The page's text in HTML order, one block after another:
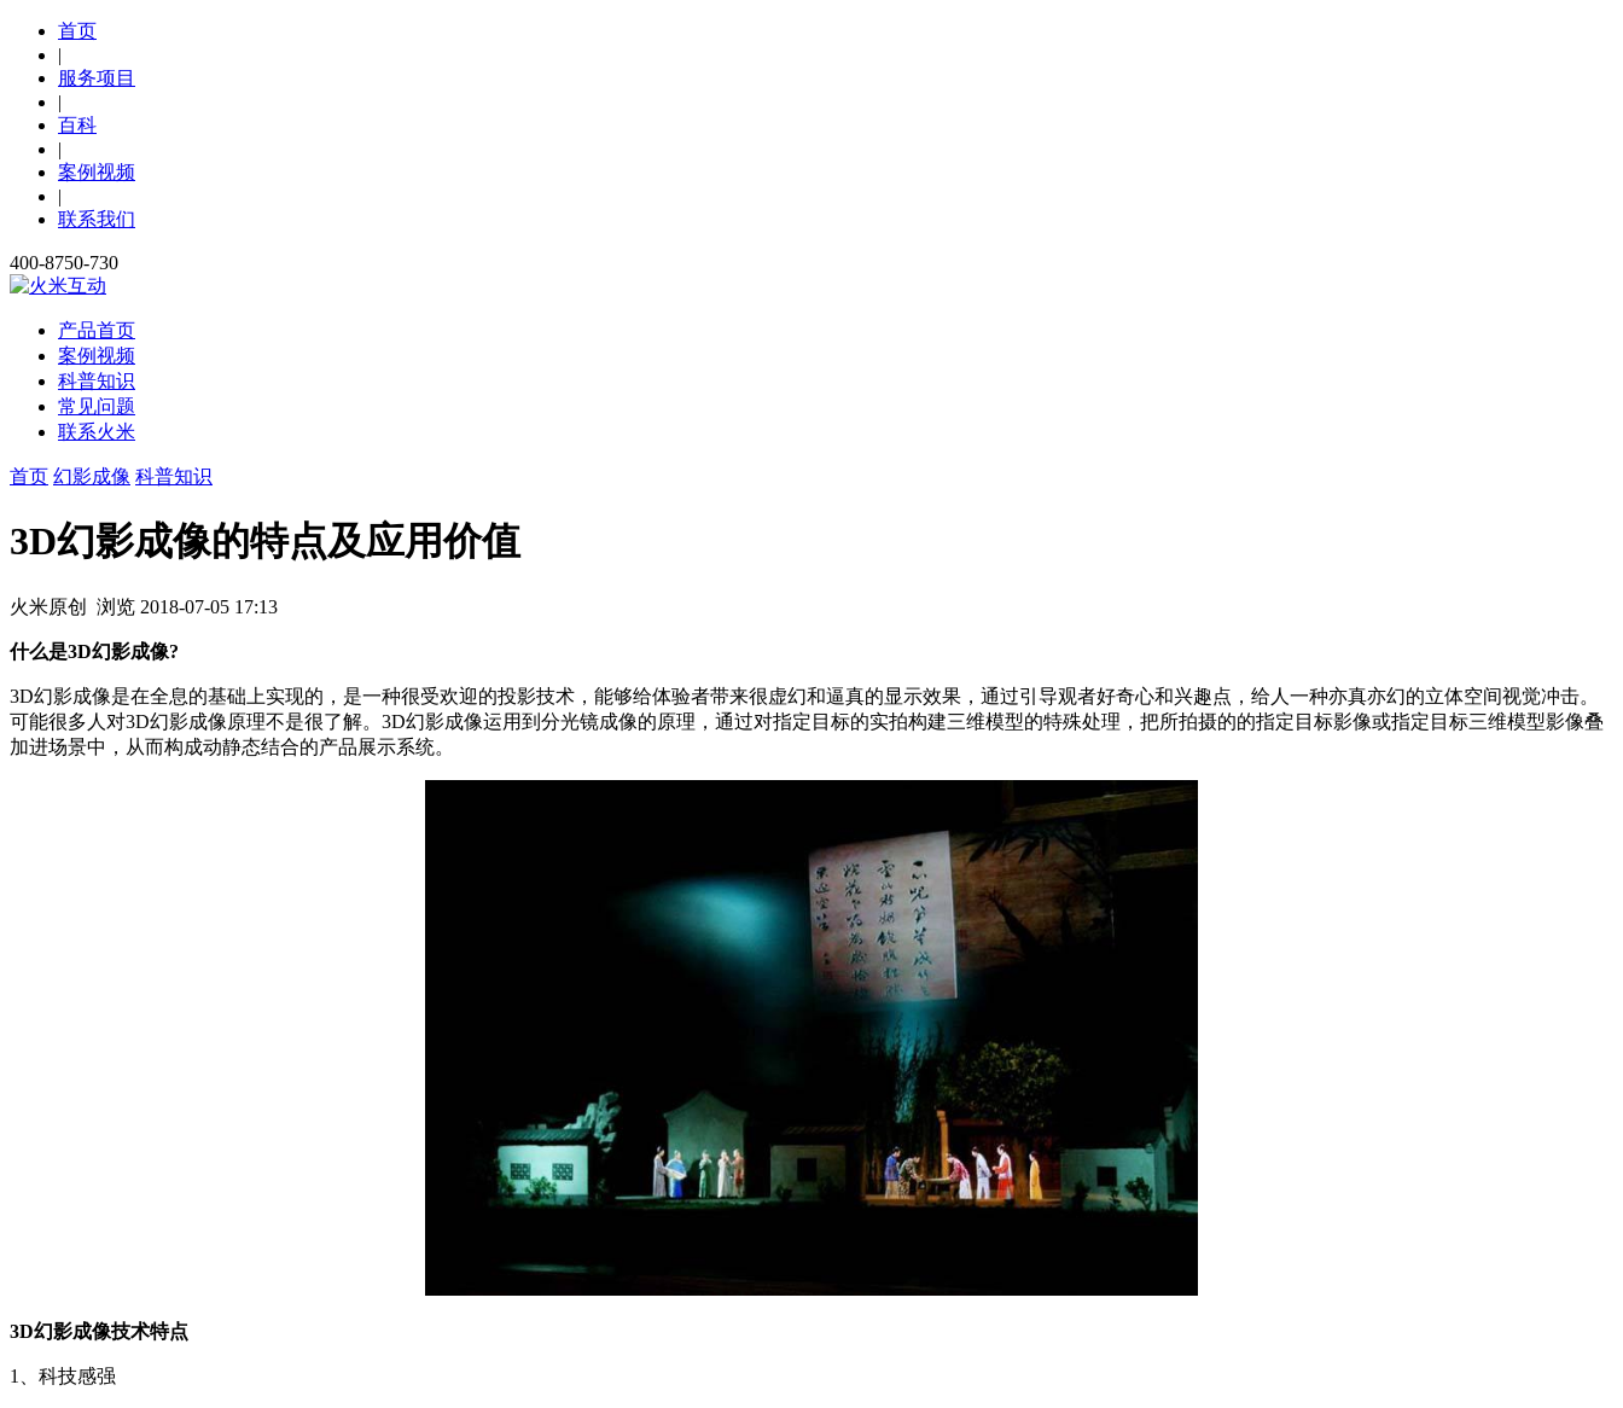
首页
|
服务项目
|
百科
|
案例视频
|
联系我们
400-8750-730
产品首页
案例视频
科普知识
常见问题
联系火米
首页 幻影成像 科普知识
3D幻影成像的特点及应用价值
火米原创 浏览 2018-07-05 17:13
什么是3D幻影成像?
3D幻影成像是在全息的基础上实现的，是一种很受欢迎的投影技术，能够给体验者带来很虚幻和逼真的显示效果，通过引导观者好奇心和兴趣点，给人一种亦真亦幻的立体空间视觉冲击。
可能很多人对3D幻影成像原理不是很了解。3D幻影成像运用到分光镜成像的原理，通过对指定目标的实拍构建三维模型的特殊处理，把所拍摄的的指定目标影像或指定目标三维模型影像叠
加进场景中，从而构成动静态结合的产品展示系统。
3D幻影成像技术特点
1、科技感强